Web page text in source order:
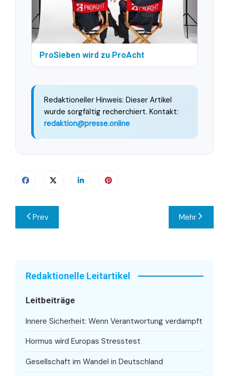
ProSieben wird zu ProAcht
Redaktioneller Hinweis: Dieser Artikel
wurde sorgfältig recherchiert. Kontakt:
redaktion@presse.online
Beitragsnavigation
Prev Mehr
Redaktionelle Leitartikel
Leitbeiträge
Innere Sicherheit: Wenn Verantwortung verdampft
Hormus wird Europas Stresstest
Gesellschaft im Wandel in Deutschland